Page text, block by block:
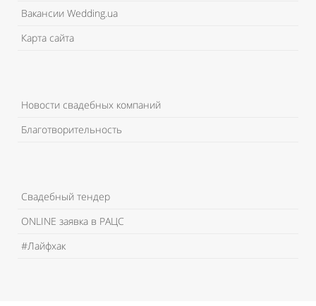
Вакансии Wedding.ua
Карта сайта
Новости свадебных компаний
Благотворительность
Свадебный тендер
ONLINE заявка в РАЦС
#Лайфхак